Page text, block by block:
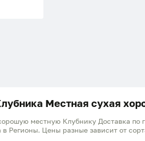
Местная сухая
местную Клубнику Доставка по
в Регионы. Цены разные зависит от